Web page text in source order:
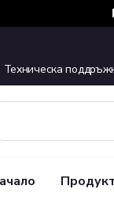
Техническа